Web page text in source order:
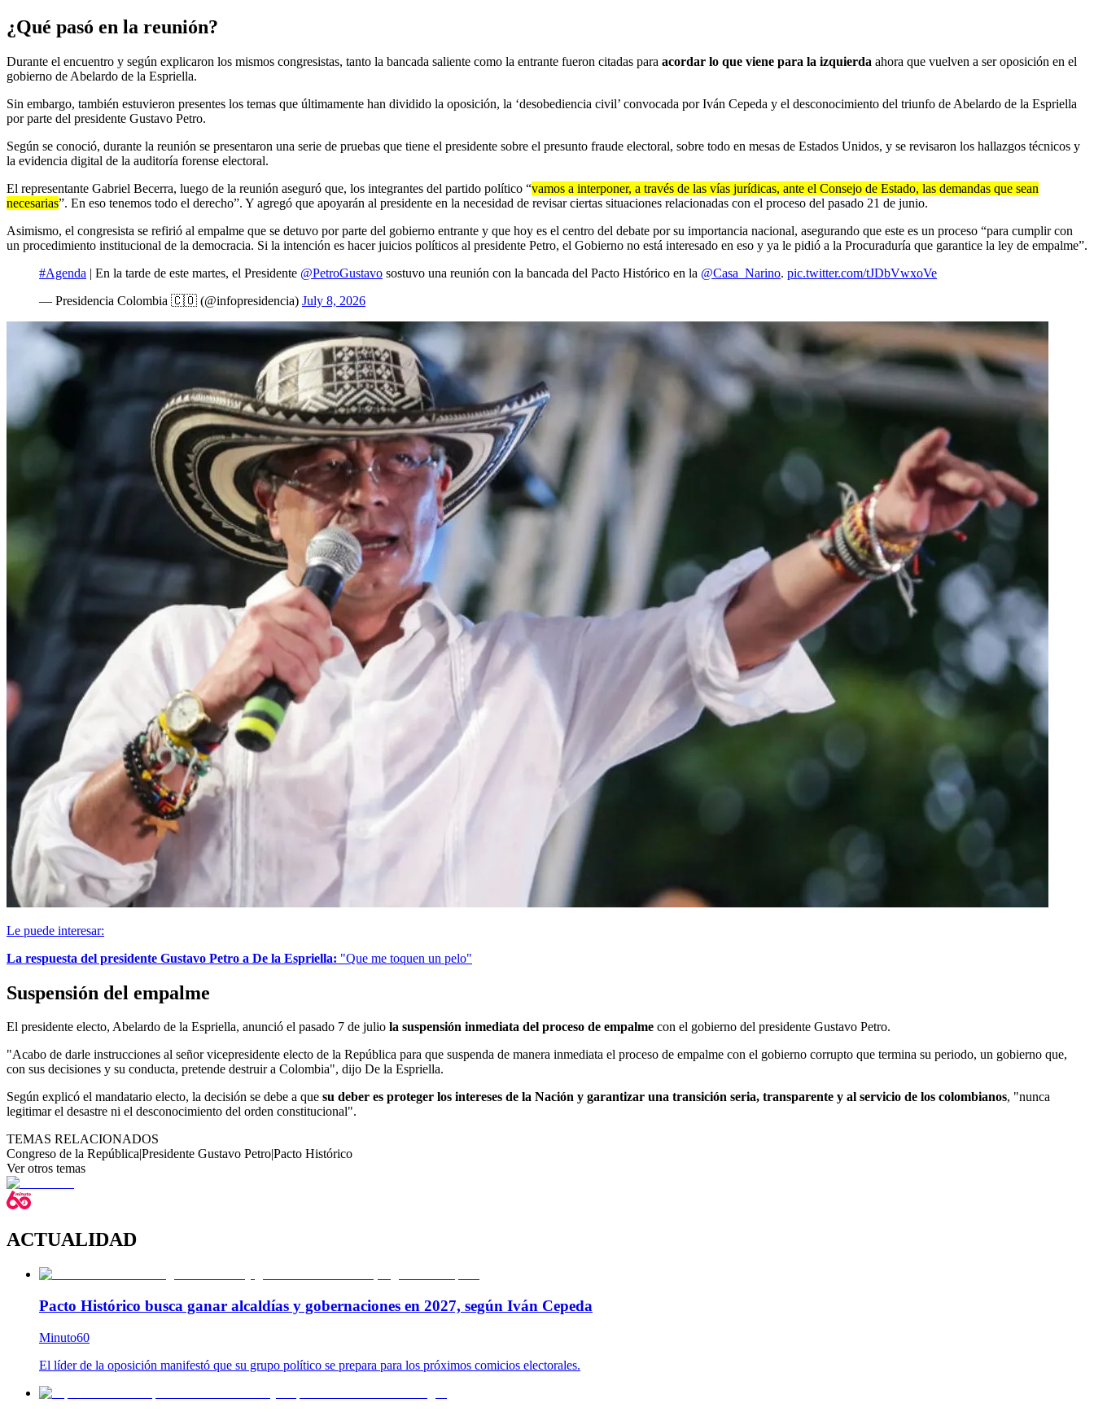
¿Qué pasó en la reunión?
Durante el encuentro y según explicaron los mismos congresistas, tanto la bancada saliente como la entrante fueron citadas para acordar lo que viene para la izquierda ahora que vuelven a ser oposición en el
gobierno de Abelardo de la Espriella.
Sin embargo, también estuvieron presentes los temas que últimamente han dividido la oposición, la ‘desobediencia civil’ convocada por Iván Cepeda y el desconocimiento del triunfo de Abelardo de la Espriella
por parte del presidente Gustavo Petro.
Según se conoció, durante la reunión se presentaron una serie de pruebas que tiene el presidente sobre el presunto fraude electoral, sobre todo en mesas de Estados Unidos, y se revisaron los hallazgos técnicos y
la evidencia digital de la auditoría forense electoral.
El representante Gabriel Becerra, luego de la reunión aseguró que, los integrantes del partido político “vamos a interponer, a través de las vías jurídicas, ante el Consejo de Estado, las demandas que sean
necesarias”. En eso tenemos todo el derecho”. Y agregó que apoyarán al presidente en la necesidad de revisar ciertas situaciones relacionadas con el proceso del pasado 21 de junio.
Asimismo, el congresista se refirió al empalme que se detuvo por parte del gobierno entrante y que hoy es el centro del debate por su importancia nacional, asegurando que este es un proceso “para cumplir con
un procedimiento institucional de la democracia. Si la intención es hacer juicios políticos al presidente Petro, el Gobierno no está interesado en eso y ya le pidió a la Procuraduría que garantice la ley de empalme”.
#Agenda | En la tarde de este martes, el Presidente @PetroGustavo sostuvo una reunión con la bancada del Pacto Histórico en la @Casa_Narino. pic.twitter.com/tJDbVwxoVe
— Presidencia Colombia 🇨🇴 (@infopresidencia) July 8, 2026
Le puede interesar:
La respuesta del presidente Gustavo Petro a De la Espriella: "Que me toquen un pelo"
Suspensión del empalme
El presidente electo, Abelardo de la Espriella, anunció el pasado 7 de julio la suspensión inmediata del proceso de empalme con el gobierno del presidente Gustavo Petro.
"Acabo de darle instrucciones al señor vicepresidente electo de la República para que suspenda de manera inmediata el proceso de empalme con el gobierno corrupto que termina su periodo, un gobierno que,
con sus decisiones y su conducta, pretende destruir a Colombia", dijo De la Espriella.
Según explicó el mandatario electo, la decisión se debe a que su deber es proteger los intereses de la Nación y garantizar una transición seria, transparente y al servicio de los colombianos, "nunca
legitimar el desastre ni el desconocimiento del orden constitucional".
TEMAS RELACIONADOS
Congreso de la República|Presidente Gustavo Petro|Pacto Histórico
Ver otros temas
ACTUALIDAD
Pacto Histórico busca ganar alcaldías y gobernaciones en 2027, según Iván Cepeda
Minuto60
El líder de la oposición manifestó que su grupo político se prepara para los próximos comicios electorales.